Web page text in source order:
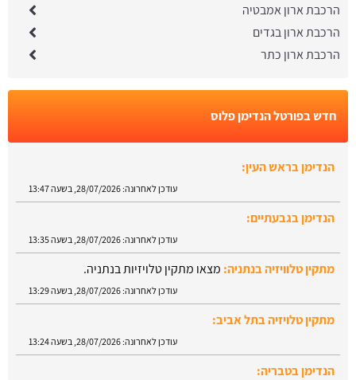
הרכבת ארון אמבטיה
הרכבת ארון בגדים
הרכבת ארון כתר
חדש בפורטל הנדימן פלוס
הנדימן בראש העין:
עודכן לאחרונה: 28/07/2026, בשעה 13:47
הנדימן בגבעתיים:
עודכן לאחרונה: 28/07/2026, בשעה 13:35
מתקין טלוויזיה בנתניה: מצאו מתקין טלויזיות בנתניה.
עודכן לאחרונה: 28/07/2026, בשעה 13:29
מתקין טלויזיה בתל אביב:
עודכן לאחרונה: 28/07/2026, בשעה 13:24
הנדימן בטבריה: